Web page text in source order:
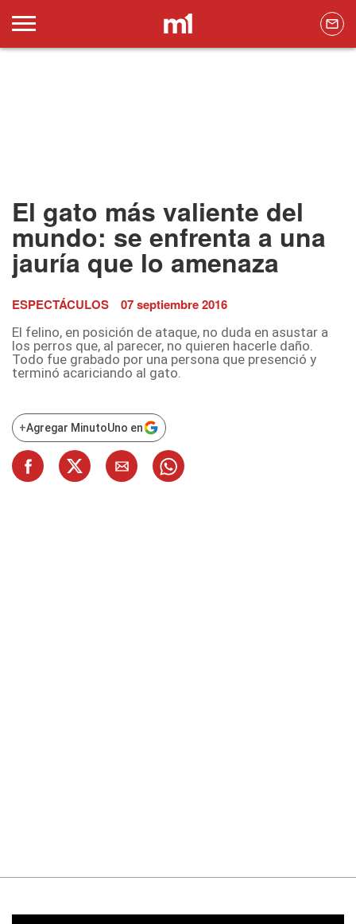
El gato más valiente del
mundo: se enfrenta a una
jauría que lo amenaza
ESPECTÁCULOS 07 septiembre 2016
El felino, en posición de ataque, no duda en asustar a
los perros que, al parecer, no quieren hacerle daño.
Todo fue grabado por una persona que presenció y
terminó acariciando al gato.
+Agregar MinutoUno en